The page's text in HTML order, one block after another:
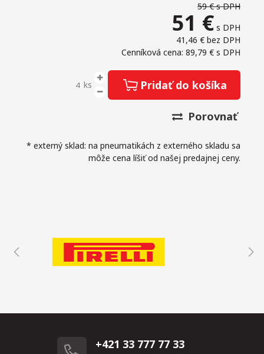
59 €s DPH
51 € s DPH
41,46 € bez DPH
Cenníková cena: 89,79 € s DPH
ks Pridať do košíka
Porovnať
* externý sklad: na pneumatikách z externého skladu sa
môže cena líšiť od našej predajnej ceny.
+421 33 777 77 33